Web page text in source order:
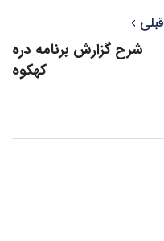
قبلی
شرح گزارش برنامه دره
کهکوه